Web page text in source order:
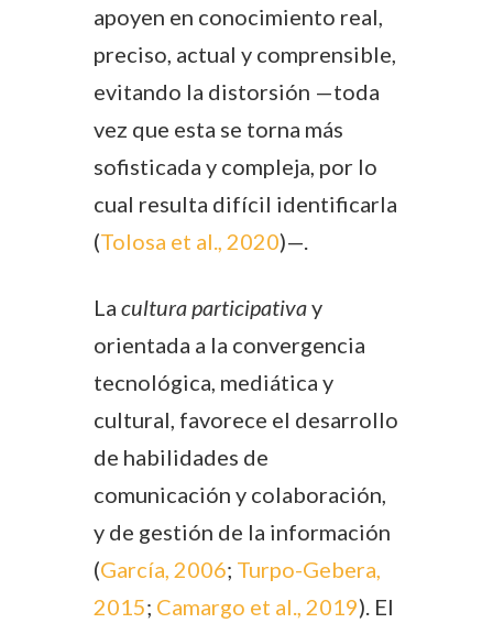
apoyen en conocimiento real,
preciso, actual y comprensible,
evitando la distorsión —toda
vez que esta se torna más
sofisticada y compleja, por lo
cual resulta difícil identificarla
(Tolosa et al., 2020)—.
La cultura participativay
orientada a la convergencia
tecnológica, mediática y
cultural, favorece el desarrollo
de habilidades de
comunicación y colaboración,
y de gestión de la información
(García, 2006; Turpo-Gebera,
2015; Camargo et al., 2019). El